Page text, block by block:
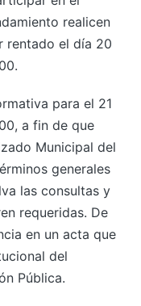
realicen
rentado el día 20
para el 21
a fin de que
Municipal del
generales
las consultas y
requeridas. De
en un acta que
del
Pública.